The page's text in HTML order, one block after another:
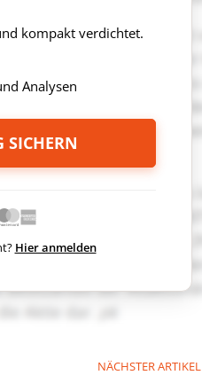
kompakt verdichtet.
Analysen
SICHERN
Hier anmelden
NÄCHSTER ARTIKEL